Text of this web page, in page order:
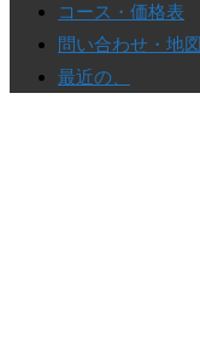
コース・価格表
問い合わせ・地図
最近の、